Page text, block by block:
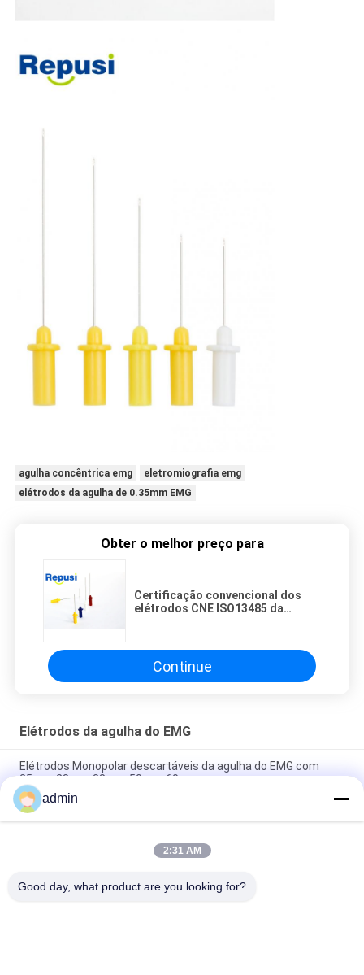
agulha concêntrica emg
eletromiografia emg
elétrodos da agulha de 0.35mm EMG
Obter o melhor preço para
Certificação convencional dos
elétrodos CNE ISO13485 da
Continue
Elétrodos da agulha do EMG
Elétrodos Monopolar descartáveis da agulha do EMG com
25mm 28mm 38mm 50mm 60mm
Eletrodos de agulha monopolares descartáveis EMG aço
inoxidável 38mm/50mm EO esterilizado
O EMG descartável guiou o elétrodo da agulha da injeção com
admin
2:31 AM
Good day, what product are you looking for?